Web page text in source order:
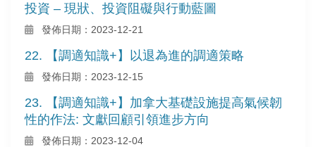
投資 – 現狀、投資阻礙與行動藍圖
發佈日期：2023-12-21
22. 【調適知識+】以退為進的調適策略
發佈日期：2023-12-15
23. 【調適知識+】加拿大基礎設施提高氣候韌
性的作法: 文獻回顧引領進步方向
發佈日期：2023-12-04